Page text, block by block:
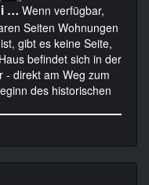
… Wenn verfügbar,
Seiten Wohnungen
gibt es keine Seite,
befindet sich in der
- direkt am Weg zum
des historischen